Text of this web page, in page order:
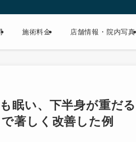
施術料金 店舗情報・院内写真
眠い、下半身が重だる
著しく改善した例